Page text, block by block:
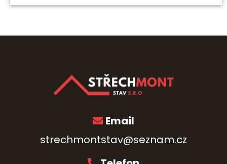
Email
strechmontstav@seznam.cz